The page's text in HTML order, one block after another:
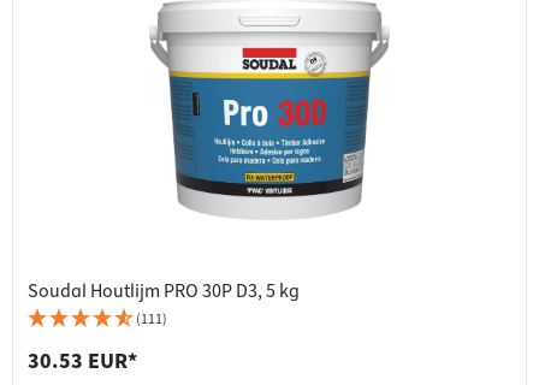
Soudal Houtlijm PRO 30P D3, 5 kg
(111)
30.53 EUR*